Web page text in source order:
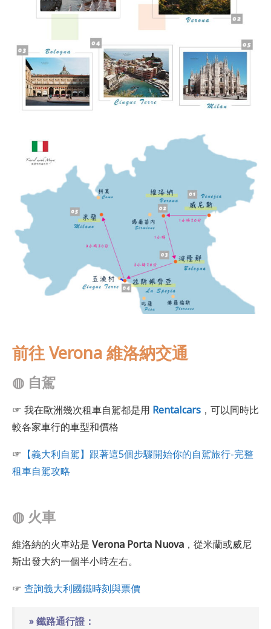
前往 Verona 維洛納交通
◍ 自駕
☞ 我在歐洲幾次租車自駕都是用 Rentalcars ，可以同時比
較各家車行的車型和價格
☞ 【義大利自駕】跟著這5個步驟開始你的自駕旅行-完整
租車自駕攻略
◍ 火車
維洛納的火車站是 Verona Porta Nuova ，從米蘭或威尼
斯出發大約一個半小時左右。
☞ 查詢義大利國鐵時刻與票價
» 鐵路通行證：